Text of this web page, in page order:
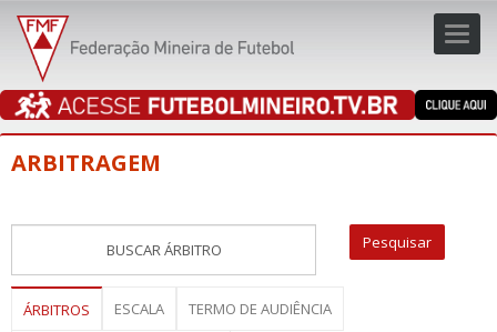
ARBITRAGEM
ÁRBITROS ESCALA TERMO DE AUDIÊNCIA